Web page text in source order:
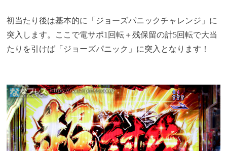
初当たり後は基本的に「ジョーズパニックチャレンジ」に
突入します。ここで電サポ1回転＋残保留の計5回転で大当
たりを引けば「ジョーズパニック」に突入となります！